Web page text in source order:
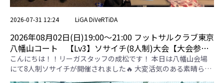
2026-07-31 12:24 LiGA DiVeRTiDA
2026年08月02日(日)19:00〜21:00 フットサルクラブ東京
八幡山コート 【Lv3】ソサイチ(8人制)大会【大会参加
者用専用ページ】
こんにちは！！リーガスタッフの成松です！ 本日は八幡山会場
にて8人制ソサイチが開催されました🔥 大変活気のある素晴らし